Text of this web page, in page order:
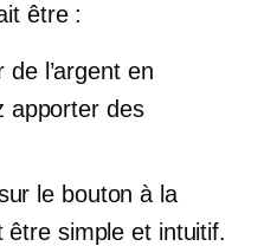
être :
l’argent en
apporter des
le bouton à la
simple et intuitif.